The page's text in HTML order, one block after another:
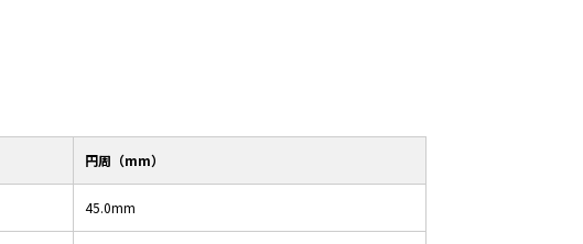
円周（mm）
45.0mm